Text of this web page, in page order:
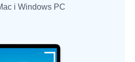
i Windows PC